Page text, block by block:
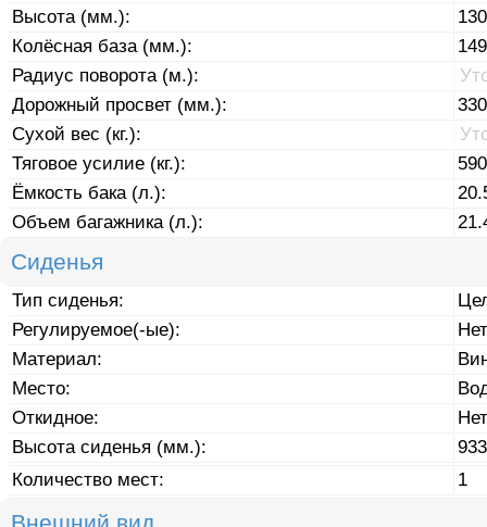
Высота (мм.):
Колёсная база (мм.):
Радиус поворота (м.):
Дорожный просвет (мм.):
330
Сухой вес (кг.):
Тяговое усилие (кг.):
590
Ёмкость бака (л.):
Объем багажника (л.):
Сиденья
Тип сиденья:
Регулируемое(-ые):
Нет
Материал:
Место:
Откидное:
Нет
Высота сиденья (мм.):
Количество мест:
1